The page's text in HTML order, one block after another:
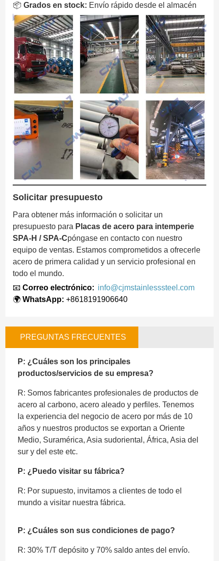
📦Grados en stock: Envío rápido desde el almacén
Solicitar presupuesto
Para obtener más información o solicitar un
presupuesto para Placas de acero para intemperie
SPA-H / SPA-Cpóngase en contacto con nuestro
equipo de ventas. Estamos comprometidos a ofrecerle
acero de primera calidad y un servicio profesional en
todo el mundo.
📧Correo electrónico: info@cjmstainlesssteel.com
🌍WhatsApp:+8618191906640
PREGUNTAS FRECUENTES
P: ¿Cuáles son los principales
productos/servicios de su empresa?
R: Somos fabricantes profesionales de productos de
acero al carbono, acero aleado y perfiles. Tenemos
la experiencia del negocio de acero por más de 10
años y nuestros productos se exportan a Oriente
Medio, Suramérica, Asia sudoriental, África, Asia del
sur y del este etc.
P: ¿Puedo visitar su fábrica?
R: Por supuesto, invitamos a clientes de todo el
mundo a visitar nuestra fábrica.
P: ¿Cuáles son sus condiciones de pago?
R: 30% T/T depósito y 70% saldo antes del envío.